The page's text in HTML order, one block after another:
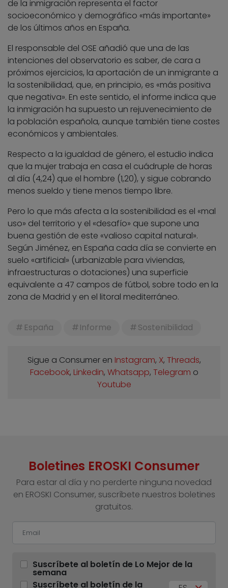
de la inmigración representa el factor
socioeconómico y demográfico «más importante»
de los últimos años en España.
El responsable del OSE añadió que una de las
intenciones del observatorio es saber, de cara a
próximos ejercicios, la aportación de un inmigrante a
la sostenibilidad, que, en principio, es «más positiva
que negativa». En este sentido, el informe indica que
la inmigración ha supuesto un rejuvenecimiento de
la población española, aunque también tiene costes
económicos y ambientales.
Respecto a la igualdad de género, el estudio indica
que la mujer trabaja en casa el cuádruple de horas
al día (4,24) que el hombre (1,20), y sigue cobrando
menos sueldo y tiene menos tiempo libre.
Pero lo que más afecta a la sostenibilidad es el «mal
uso» del territorio y el «desafío» que supone una
buena gestión de este «valioso capital natural».
Según Jiménez, en España cada día se convierte en
suelo «artificial» (urbanizable para viviendas,
infraestructuras o dotaciones) una superficie
equivalente a 47 campos de fútbol, sobre todo en la
zona de Madrid y en el litoral mediterráneo.
España Informe Sostenibilidad
Sigue a Consumer en Instagram, X, Threads,
Facebook, Linkedin, Whatsapp, Telegram o
Youtube
Boletines EROSKI Consumer
Para estar al día y no perderte ninguna novedad
en EROSKI Consumer, suscríbete nuestros boletines
gratuitos.
Suscríbete al boletín de Lo Mejor de la
semana
Suscríbete al boletín de la